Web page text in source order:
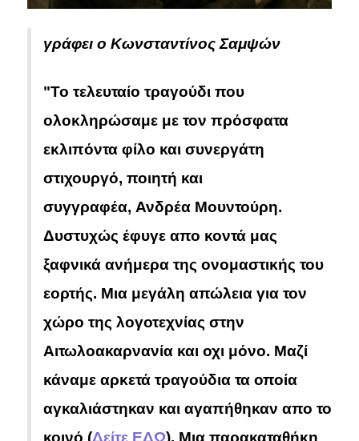
γράφει ο Κωνσταντίνος Σαμψών
"Το τελευταίο τραγούδι που
ολοκληρώσαμε με τον πρόσφατα
εκλιπόντα φίλο και συνεργάτη
στιχουργό, ποιητή και
συγγραφέα, Ανδρέα Μουντούρη.
Δυστυχώς έφυγε απο κοντά μας
ξαφνικά ανήμερα της ονομαστικής του
εορτής. Μια μεγάλη απώλεια για τον
χώρο της λογοτεχνίας στην
Αιτωλοακαρνανία και οχι μόνο. Μαζί
κάναμε αρκετά τραγούδια τα οποία
αγκαλιάστηκαν και αγαπήθηκαν απο το
κοινό (Δείτε ΕΔΩ). Μια παρακαταθήκη